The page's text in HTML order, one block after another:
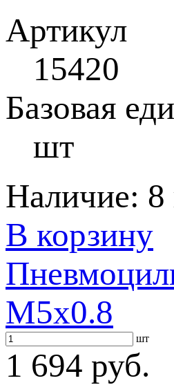
Артикул
15420
Базовая
шт
Наличие:
В корзину
M5x0.8
шт
1 694 руб.